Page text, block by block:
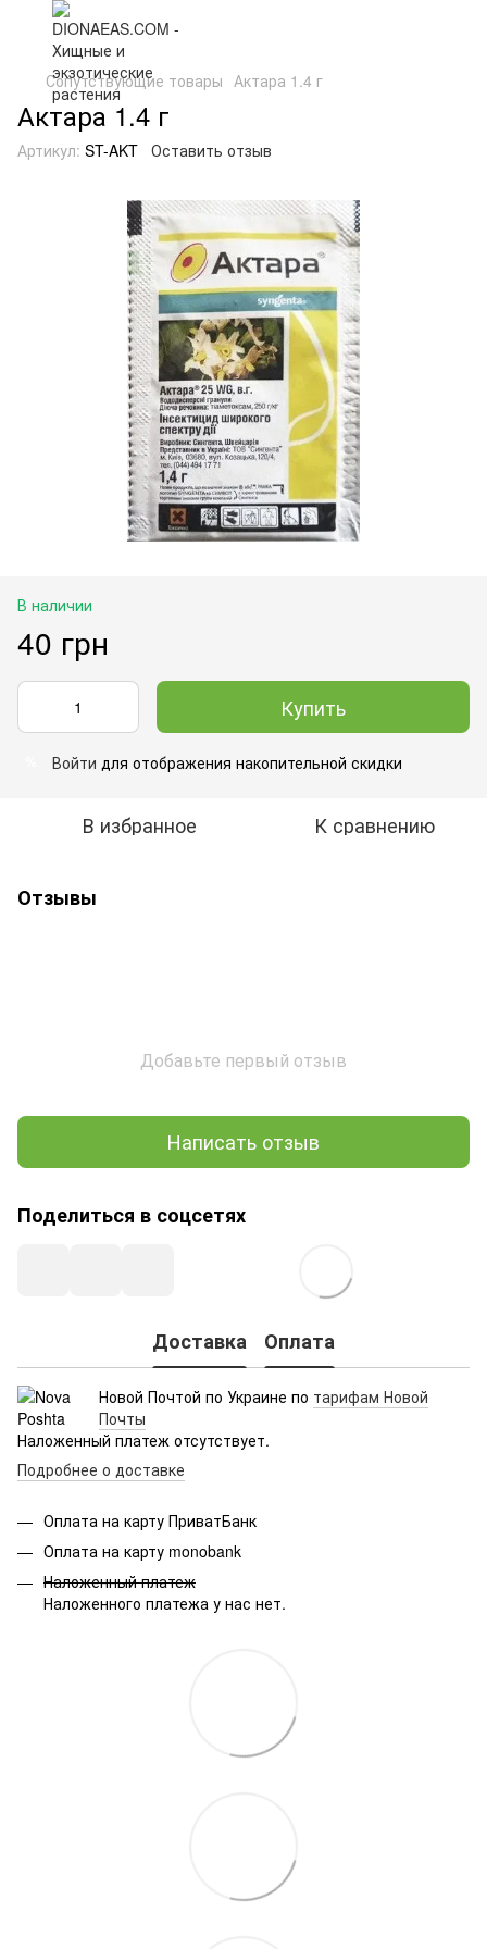
Сопутствующие товары Актара 1.4 г
Актара 1.4 г
Артикул: ST-AKT Оставить отзыв
В наличии
40 грн
Купить
Войти для отображения накопительной скидки
В избранное К сравнению
Отзывы
Добавьте первый отзыв
Написать отзыв
Поделиться в соцсетях
Доставка Оплата
Новой Почтой по Украине по тарифам Новой
Почты
Наложенный платеж отсутствует.
Подробнее о доставке
Оплата на карту ПриватБанк
Оплата на карту monobank
Наложенный платеж
Наложенного платежа у нас нет.